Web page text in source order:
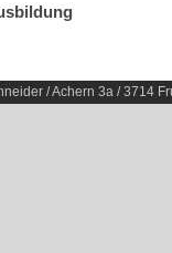
/ Achern 3a / 3714